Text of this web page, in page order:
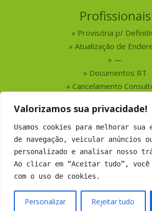
Valorizamos sua privacidade!
Usamos cookies para melhorar sua
de navegação, veicular anúncios
personalizado e analisar nosso
Ao clicar em “Aceitar tudo”, você
com o uso de cookies.
Personalizar Rejeitar tudo
Profissionais
Provisória p/
Atualização de
—
Documentos RT
Cancelamento
Serviços
Busca por
Busca por
Números do CRMV-
Copyright 2019 CRMV-MS - Todos os